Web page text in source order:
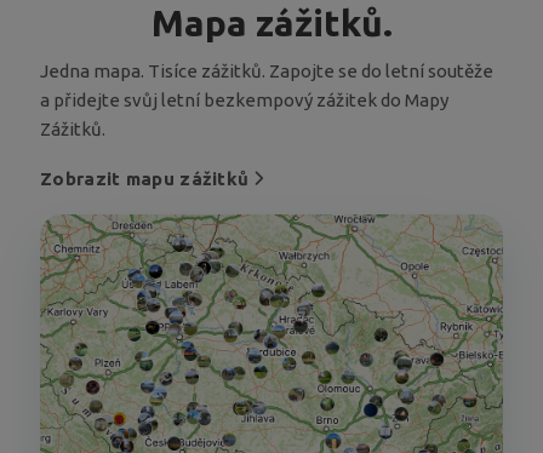
Mapa zážitků.
Jedna mapa. Tisíce zážitků. Zapojte se do letní soutěže
a přidejte svůj letní bezkempový zážitek do Mapy
Zážitků.
Zobrazit mapu zážitků